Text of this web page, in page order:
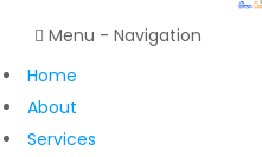
Menu - Navigation
Home
About
Services